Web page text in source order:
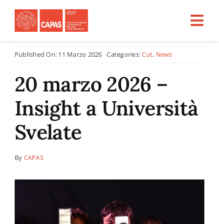
contenuto
Home
CHI SIAMO
PROGETTI PER LA RICERCA
Tirocini
Published On: 11 Marzo 2026 Categories:Cut, News
20 marzo 2026 –
Insight a Università
Svelate
By CAPAS